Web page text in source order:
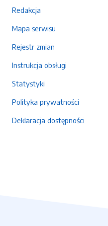
Redakcja
Mapa serwisu
Rejestr zmian
Instrukcja obsługi
Statystyki
Polityka prywatności
Deklaracja dostępności